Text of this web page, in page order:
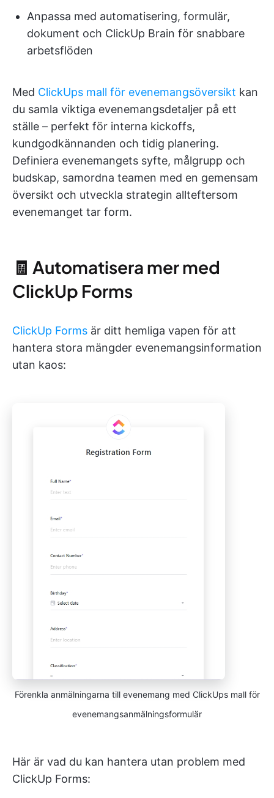
Anpassa med automatisering, formulär,
dokument och ClickUp Brain för snabbare
arbetsflöden
Med ClickUps mall för evenemangsöversikt kan
du samla viktiga evenemangsdetaljer på ett
ställe – perfekt för interna kickoffs,
kundgodkännanden och tidig planering.
Definiera evenemangets syfte, målgrupp och
budskap, samordna teamen med en gemensam
översikt och utveckla strategin allteftersom
evenemanget tar form.
🧾 Automatisera mer med
ClickUp Forms
ClickUp Forms är ditt hemliga vapen för att
hantera stora mängder evenemangsinformation
utan kaos:
Förenkla anmälningarna till evenemang med ClickUps mall för
evenemangsanmälningsformulär
Här är vad du kan hantera utan problem med
ClickUp Forms: